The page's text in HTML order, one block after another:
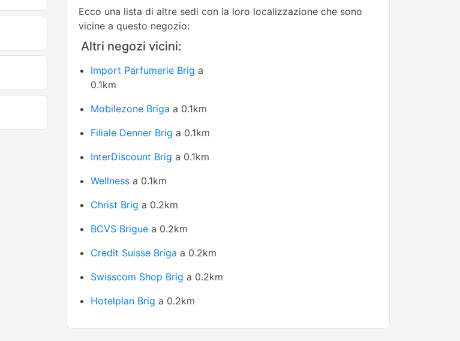
Ecco una lista di altre sedi con la loro localizzazione che sono
vicine a questo negozio:
Altri negozi vicini:
Import Parfumerie Brig a
0.1km
Mobilezone Briga a 0.1km
Filiale Denner Brig a 0.1km
InterDiscount Brig a 0.1km
Wellness a 0.1km
Christ Brig a 0.2km
BCVS Brigue a 0.2km
Credit Suisse Briga a 0.2km
Swisscom Shop Brig a 0.2km
Hotelplan Brig a 0.2km